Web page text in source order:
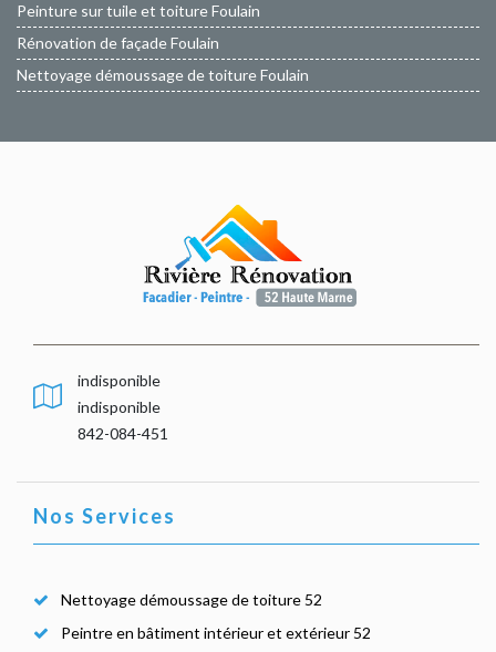
Peinture sur tuile et toiture Foulain
Rénovation de façade Foulain
Nettoyage démoussage de toiture Foulain
indisponible
indisponible
842-084-451
Nos Services
Nettoyage démoussage de toiture 52
Peintre en bâtiment intérieur et extérieur 52